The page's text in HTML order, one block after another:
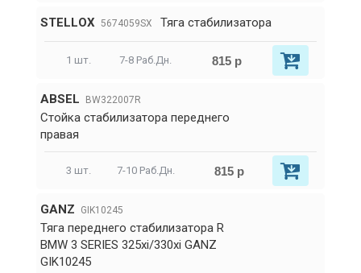
STELLOX 5674059SX Тяга стабилизатора
1 шт. 7-8 Раб.Дн. 815 р
ABSEL BW322007R
Стойка стабилизатора переднего
правая
3 шт. 7-10 Раб.Дн. 815 р
GANZ GIK10245
Тяга переднего стабилизатора R
BMW 3 SERIES 325xi/330xi GANZ
GIK10245